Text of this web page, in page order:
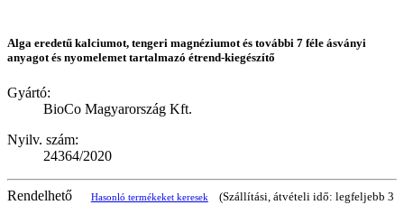
Alga eredetű kalciumot, tengeri magnéziumot és további 7 féle ásványi
anyagot és nyomelemet tartalmazó étrend-kiegészítő
Gyártó:
BioCo Magyarország Kft.
Nyilv. szám:
24364/2020
Rendelhető Hasonló termékeket keresek
(Szállítási, átvételi idő: legfeljebb 3